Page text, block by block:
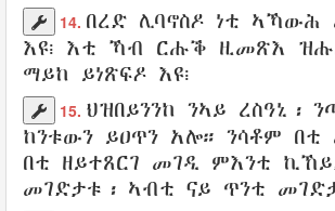
14. በረድ ሊባኖስዶ ነቲ ኣኻውሕ
እዩ፧ እቲ ኻብ ርሑቕ ዚመጽእ
ማይከ ይነጽፍዶ እዩ፧
15. ህዝበይንንከ ንኣይ ረስዓኒ ፡
ከንቱውን ይዐጥን አሎ። ንሳቶም በቲ
በቲ ዘይተጸርገ መገዲ ምእንቲ
መገድታቱ ፡ ኣብቲ ናይ ጥንቲ